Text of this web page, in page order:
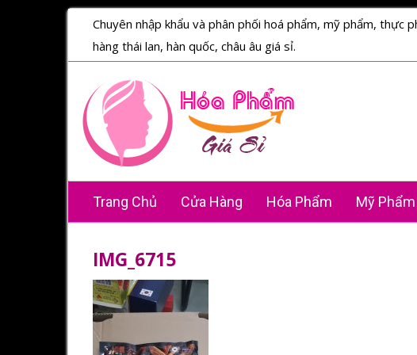
Chuyên nhập khẩu và phân phối hoá phẩm, mỹ phẩm, thực
hàng thái lan, hàn quốc, châu âu giá sỉ.
Trang Chủ Cửa Hàng Hóa Phẩm Mỹ Phẩm
IMG_6715